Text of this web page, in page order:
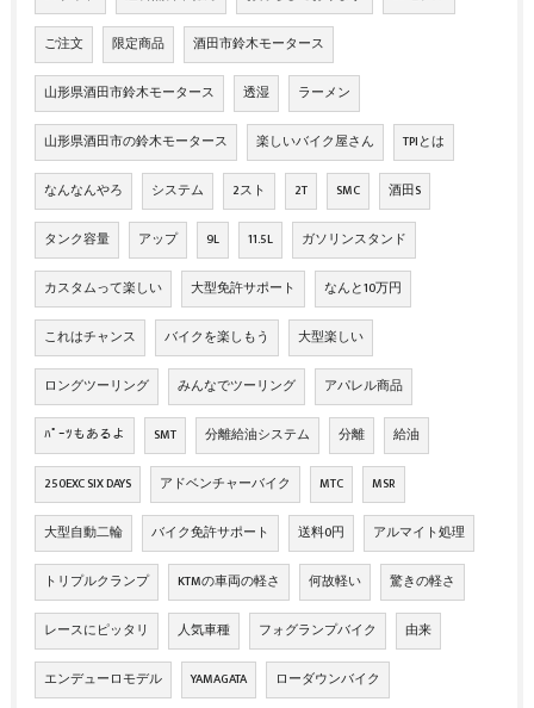
ご注文 限定商品 酒田市鈴木モータース
山形県酒田市鈴木モータース 透湿 ラーメン
山形県酒田市の鈴木モータース 楽しいバイク屋さん TPIとは
なんなんやろ システム 2スト 2T SMC 酒田S
タンク容量 アップ 9L 11.5L ガソリンスタンド
カスタムって楽しい 大型免許サポート なんと10万円
これはチャンス バイクを楽しもう 大型楽しい
ロングツーリング みんなでツーリング アパレル商品
ﾊﾟｰﾂもあるよ SMT 分離給油システム 分離 給油
250EXC SIX DAYS アドベンチャーバイク MTC MSR
大型自動二輪 バイク免許サポート 送料0円 アルマイト処理
トリプルクランプ KTMの車両の軽さ 何故軽い 驚きの軽さ
レースにピッタリ 人気車種 フォグランプバイク 由来
エンデューロモデル YAMAGATA ローダウンバイク